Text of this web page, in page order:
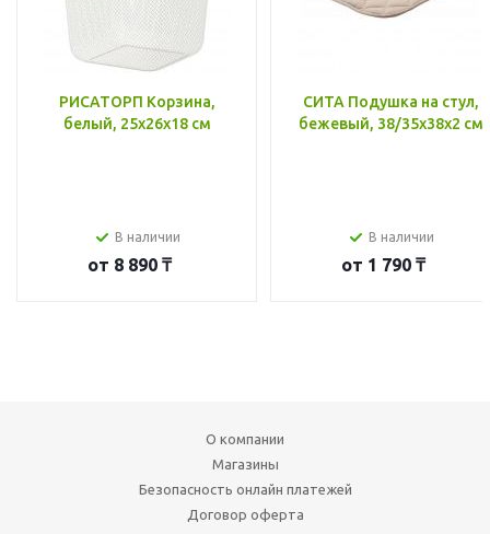
РИСАТОРП Корзина,
белый, 25x26x18 см
В наличии
от 8 890 ₸
СИТА Подушка на стул,
бежевый, 38/35x38x2 см
В наличии
от 1 790 ₸
О компании
Магазины
Безопасность онлайн платежей
Договор оферта